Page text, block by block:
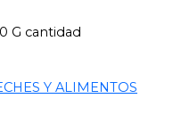
G cantidad
Y ALIMENTOS